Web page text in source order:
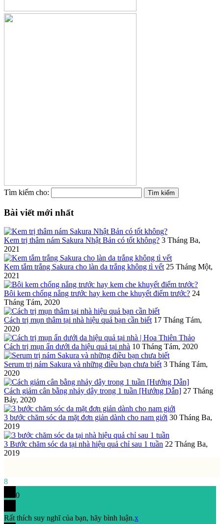
Tìm kiếm cho:
Bài viết mới nhất
Kem trị thâm nám Sakura Nhật Bản có tốt không? 3 Tháng Ba,
2021
Kem tắm trắng Sakura cho làn da trắng không tì vết 25 Tháng Một,
2021
Bôi kem chống nắng trước hay kem che khuyết điểm trước? 24
Tháng Tám, 2020
Cách trị mụn thâm tại nhà hiệu quả bạn cần biết 17 Tháng Tám,
2020
Cách trị mụn ẩn dưới da hiệu quả tại nhà 10 Tháng Tám, 2020
Serum trị nám Sakura và những điều bạn chưa biết 3 Tháng Tám,
2020
Cách giảm cân bằng nhảy dây trong 1 tuần [Hướng Dẫn] 27 Tháng
Bảy, 2020
3 bước chăm sóc da mặt đơn giản dành cho nam giới 30 Tháng Ba,
2019
3 Bước chăm sóc da tại nhà hiệu quả chỉ sau 1 tuần 22 Tháng Ba,
2019
8
0
Rất thích suy nghĩ của bạn, hãy bình luận.x